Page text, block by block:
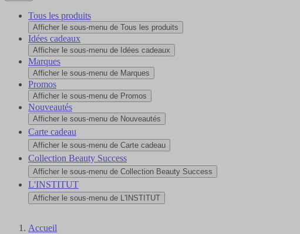
Tous les produits
Afficher le sous-menu de Tous les produits
Idées cadeaux
Afficher le sous-menu de Idées cadeaux
Marques
Afficher le sous-menu de Marques
Promos
Afficher le sous-menu de Promos
Nouveautés
Afficher le sous-menu de Nouveautés
Carte cadeau
Afficher le sous-menu de Carte cadeau
Collection Beauty Success
Afficher le sous-menu de Collection Beauty Success
L'INSTITUT
Afficher le sous-menu de L'INSTITUT
Accueil